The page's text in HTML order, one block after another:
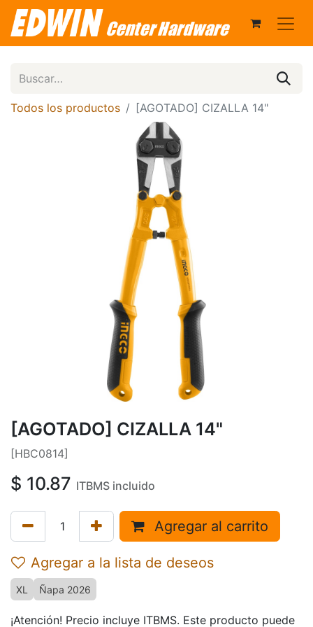
Todos los productos [AGOTADO] CIZALLA 14"
[AGOTADO] CIZALLA 14"
[HBC0814]
$ 10.87 ITBMS incluido
Agregar al carrito
Agregar a la lista de deseos
XL Ñapa 2026
¡Atención! Precio incluye ITBMS. Este producto puede